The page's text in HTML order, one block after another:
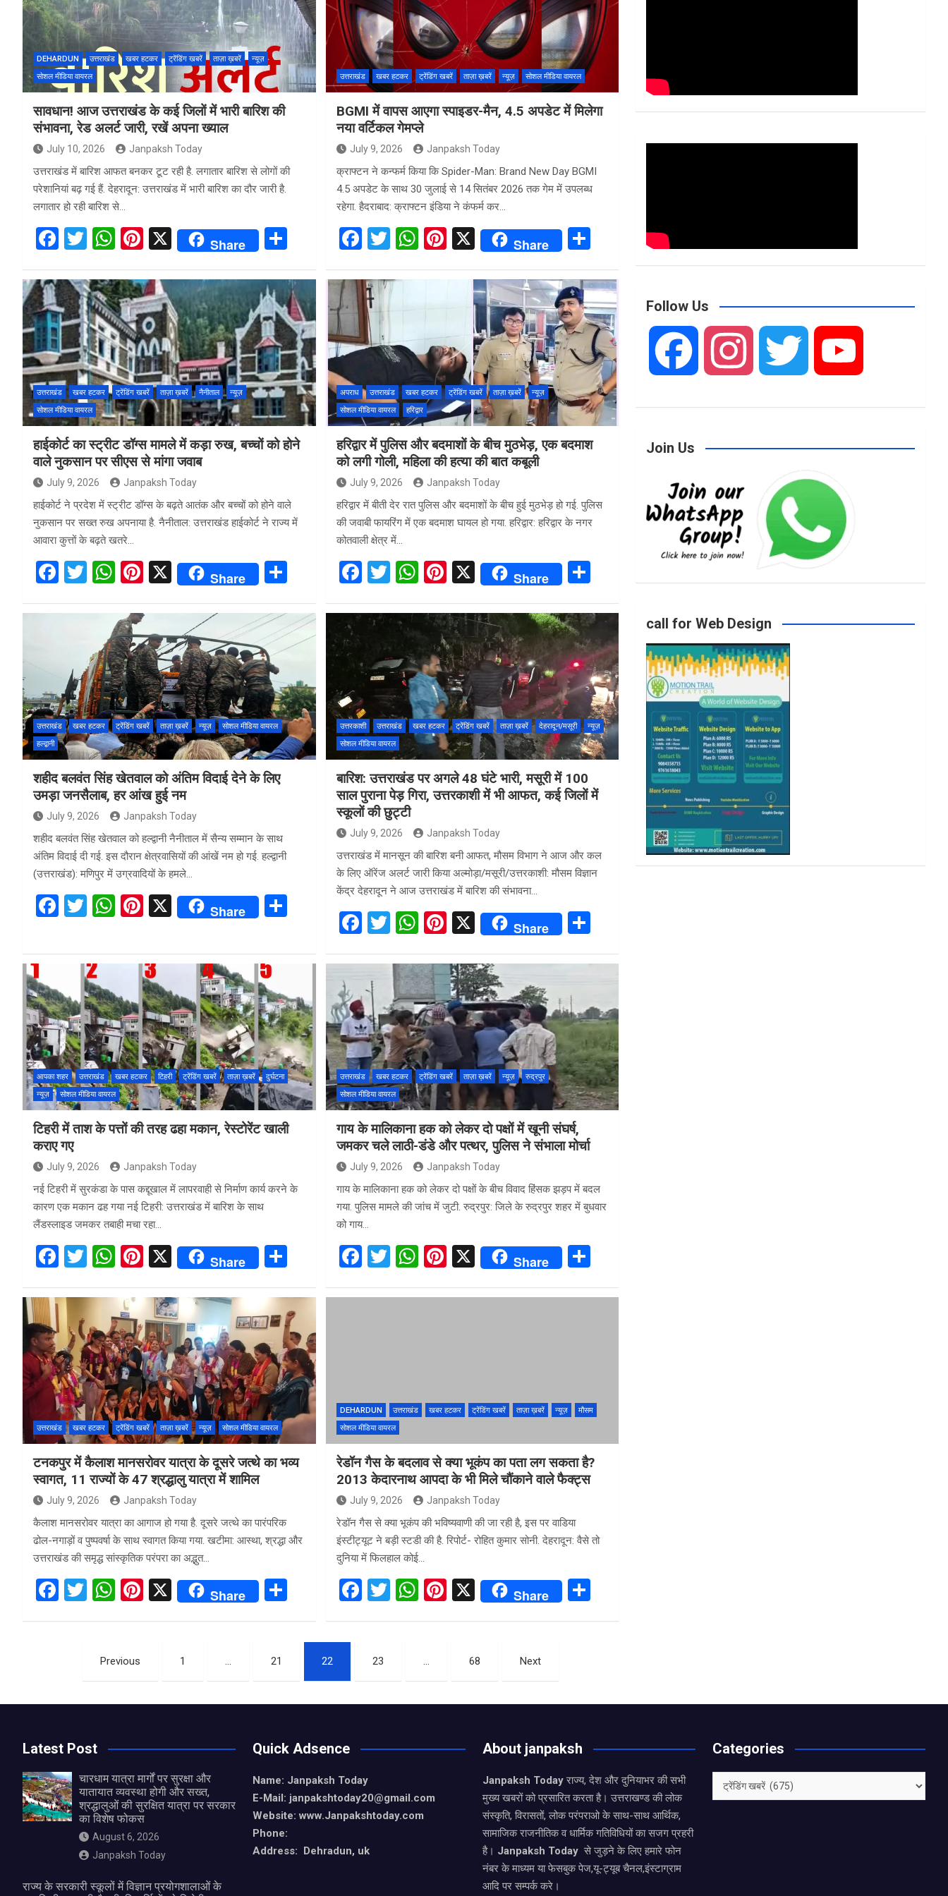
DEHARDUN उत्तराखंड खबर हटकर ट्रेंडिंग खबरें ताज़ा ख़बरें
न्यूज़
सोशल मीडिया वायरल
सावधान! आज उत्तराखंड के कई जिलों में भारी बारिश की
संभावना, रेड अलर्ट जारी, रखें अपना ख्याल
July 10, 2026 Janpaksh Today
उत्तराखंड में बारिश आफत बनकर टूट रही है. लगातार बारिश से लोगों की
परेशानियां बढ़ गई हैं. देहरादून: उत्तराखंड में भारी बारिश का दौर जारी है.
लगातार हो रही बारिश से…
F
ce
b
o
o
k
T
tt
er
W
at
s
A
p
p
Pi
er
es
t
X Share
ar
e
उत्तराखंड खबर हटकर ट्रेंडिंग खबरें ताज़ा ख़बरें न्यूज़ सोशल मीडिया वायरल
BGMI में वापस आएगा स्पाइडर-मैन, 4.5 अपडेट में मिलेगा
नया वर्टिकल गेमप्ले
July 9, 2026 Janpaksh Today
क्राफ्टन ने कन्फर्म किया कि Spider-Man: Brand New Day BGMI
4.5 अपडेट के साथ 30 जुलाई से 14 सितंबर 2026 तक गेम में उपलब्ध
रहेगा. हैदराबाद: क्राफ्टन इंडिया ने कंफर्म कर…
F
ce
b
o
o
T
tt
er
W
at
s
p
p
Pi
er
es
X Share
S
ar
e
उत्तराखंड खबर हटकर ट्रेंडिंग खबरें ताज़ा ख़बरें नैनीताल
न्यूज़
सोशल मीडिया वायरल
हाईकोर्ट का स्ट्रीट डॉग्स मामले में कड़ा रुख, बच्चों को होने
वाले नुकसान पर सीएस से मांगा जवाब
July 9, 2026 Janpaksh Today
हाईकोर्ट ने प्रदेश में स्ट्रीट डॉग्स के बढ़ते आतंक और बच्चों को होने वाले
नुकसान पर सख्त रुख अपनाया है. नैनीताल: उत्तराखंड हाईकोर्ट ने राज्य में
आवारा कुत्तों के बढ़ते खतरे…
F
ce
o
k
T
tt
er
W
at
s
A
p
p
Pi
er
es
t
X Share
ar
e
अपराध उत्तराखंड खबर हटकर ट्रेंडिंग खबरें ताज़ा ख़बरें
न्यूज़
सोशल मीडिया वायरल
हरिद्वार
हरिद्वार में पुलिस और बदमाशों के बीच मुठभेड़, एक बदमाश
को लगी गोली, महिला की हत्या की बात कबूली
July 9, 2026 Janpaksh Today
हरिद्वार में बीती देर रात पुलिस और बदमाशों के बीच हुई मुठभेड़ हो गई. पुलिस
की जवाबी फायरिंग में एक बदमाश घायल हो गया. हरिद्वार: हरिद्वार के नगर
कोतवाली क्षेत्र में…
F
ce
o
o
k
T
tt
er
W
at
s
A
p
p
Pi
er
es
t
X Share
S
ar
e
उत्तराखंड खबर हटकर ट्रेंडिंग खबरें ताज़ा ख़बरें न्यूज़
सोशल मीडिया वायरल
हल्द्वानी
शहीद बलवंत सिंह खेतवाल को अंतिम विदाई देने के लिए
उमड़ा जनसैलाब, हर आंख हुई नम
July 9, 2026 Janpaksh Today
शहीद बलवंत सिंह खेतवाल को हल्द्वानी नैनीताल में सैन्य सम्मान के साथ
अंतिम विदाई दी गई. इस दौरान क्षेत्रवासियों की आंखें नम हो गई. हल्द्वानी
(उत्तराखंड): मणिपुर में उग्रवादियों के हमले…
F
ce
o
o
k
T
tt
er
W
at
A
p
p
Pi
er
es
t
X Share
ar
उत्तरकाशी उत्तराखंड खबर हटकर ट्रेंडिंग खबरें ताज़ा ख़बरें देहरादून/मसूरी
न्यूज़
सोशल मीडिया वायरल
बारिश: उत्तराखंड पर अगले 48 घंटे भारी, मसूरी में 100
साल पुराना पेड़ गिरा, उत्तरकाशी में भी आफत, कई जिलों में
स्कूलों की छुट्टी
July 9, 2026 Janpaksh Today
उत्तराखंड में मानसून की बारिश बनी आफत, मौसम विभाग ने आज और कल
के लिए ऑरेंज अलर्ट जारी किया अल्मोड़ा/मसूरी/उत्तरकाशी: मौसम विज्ञान
केंद्र देहरादून ने आज उत्तराखंड में बारिश की संभावना…
F
ce
b
o
o
k
T
tt
er
W
at
s
A
p
p
Pi
er
es
t
X Share
S
ar
आपका शहर उत्तराखंड खबर हटकर टिहरी ट्रेंडिंग खबरें ताज़ा ख़बरें
दुर्घटना
न्यूज़
सोशल मीडिया वायरल
टिहरी में ताश के पत्तों की तरह ढहा मकान, रेस्टोरेंट खाली
कराए गए
July 9, 2026 Janpaksh Today
नई टिहरी में सुरकंडा के पास कद्दूखाल में लापरवाही से निर्माण कार्य करने के
कारण एक मकान ढह गया नई टिहरी: उत्तराखंड में बारिश के साथ
लैंडस्लाइड जमकर तबाही मचा रहा…
F
ce
b
o
o
k
T
tt
er
W
at
s
A
p
p
Pi
er
es
t
X Share
ar
e
उत्तराखंड खबर हटकर ट्रेंडिंग खबरें ताज़ा ख़बरें न्यूज़
रुद्रपुर
सोशल मीडिया वायरल
गाय के मालिकाना हक को लेकर दो पक्षों में खूनी संघर्ष,
जमकर चले लाठी-डंडे और पत्थर, पुलिस ने संभाला मोर्चा
July 9, 2026 Janpaksh Today
गाय के मालिकाना हक को लेकर दो पक्षों के बीच विवाद हिंसक झड़प में बदल
गया. पुलिस मामले की जांच में जुटी. रुद्रपुर: जिले के रुद्रपुर शहर में बुधवार
को गाय…
F
ce
T
tt
W
at
Pi
er
X Share
S
ar
उत्तराखंड खबर हटकर ट्रेंडिंग खबरें ताज़ा ख़बरें न्यूज़ सोशल मीडिया वायरल
टनकपुर में कैलाश मानसरोवर यात्रा के दूसरे जत्थे का भव्य
स्वागत, 11 राज्यों के 47 श्रद्धालु यात्रा में शामिल
July 9, 2026 Janpaksh Today
कैलाश मानसरोवर यात्रा का आगाज हो गया है. दूसरे जत्थे का पारंपरिक
ढोल-नगाड़ों व पुष्पवर्षा के साथ स्वागत किया गया. खटीमा: आस्था, श्रद्धा और
उत्तराखंड की समृद्ध सांस्कृतिक परंपरा का अद्भुत…
F
o
T
er
W
s
A
p
Pi
t
X Share
DEHARDUN उत्तराखंड खबर हटकर ट्रेंडिंग खबरें ताज़ा ख़बरें न्यूज़
मौसम
सोशल मीडिया वायरल
रेडॉन गैस के बदलाव से क्या भूकंप का पता लग सकता है?
2013 केदारनाथ आपदा के भी मिले चौंकाने वाले फैक्ट्स
July 9, 2026 Janpaksh Today
रेडॉन गैस से क्या भूकंप की भविष्यवाणी की जा रही है, इस पर वाडिया
इंस्टीट्यूट ने बड़ी स्टडी की है. रिपोर्ट- रोहित कुमार सोनी. देहरादून: वैसे तो
दुनिया में फिलहाल कोई…
F
b
o
o
T W
s
A
p
Pi
t
X Share
S
pagination
Previous 1 21 22 23 68 Next
Follow Us
e
b
o
k
s
r
a
m
i u
Join Us
call for Web Design
Latest Post
चारधाम यात्रा मार्गों पर सुरक्षा और
यातायात व्यवस्था होगी और सख्त,
श्रद्धालुओं की सुरक्षित यात्रा पर सरकार
का विशेष फोकस
August 6, 2026
Janpaksh Today
राज्य के सरकारी स्कूलों में विज्ञान प्रयोगशालाओं के
Quick Adsence
Name: Janpaksh Today
E-Mail: janpakshtoday20@gmail.com
Website: www.Janpakshtoday.com
Phone:
Address: Dehradun, uk
About janpaksh
Janpaksh Todayराज्य, देश और दुनियाभर की सभी
मुख्य खबरों को प्रसारित करता है। उत्तराखण्ड की लोक
संस्कृति, विरासतों, लोक परंपराओ के साथ-साथ आर्थिक,
सामाजिक राजनीतिक व धार्मिक गतिविधियों का सजग प्रहरी
है। Janpaksh Today से जुड़ने के लिए हमारे फोन
नंबर के माध्यम या फेसबुक पेज,यू-ट्यूब चैनल,इंस्टाग्राम
आदि पर सम्पर्क करे।
Categories
Categories